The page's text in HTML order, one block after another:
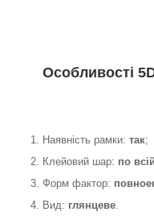
Особливості
1. Наявність рамки: так;
2. Клейовий шар: по
3. Форм фактор:
4. Вид: глянцеве.